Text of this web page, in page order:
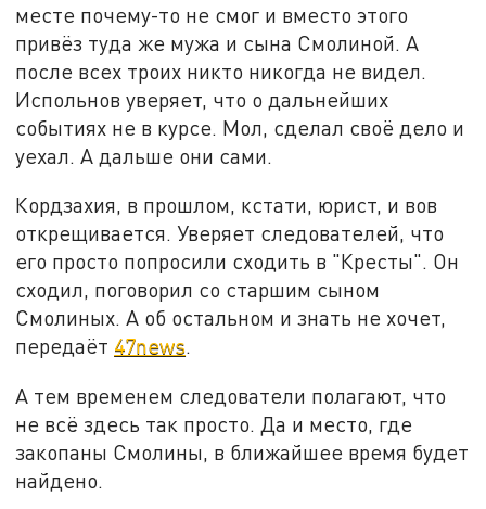
месте почему-то не смог и вместо этого
привёз туда же мужа и сына Смолиной. А
после всех троих никто никогда не видел.
Испольнов уверяет, что о дальнейших
событиях не в курсе. Мол, сделал своё дело и
уехал. А дальше они сами.
Кордзахия, в прошлом, кстати, юрист, и вов
открещивается. Уверяет следователей, что
его просто попросили сходить в "Кресты". Он
сходил, поговорил со старшим сыном
Смолиных. А об остальном и знать не хочет,
передаёт 47news.
А тем временем следователи полагают, что
не всё здесь так просто. Да и место, где
закопаны Смолины, в ближайшее время будет
найдено.